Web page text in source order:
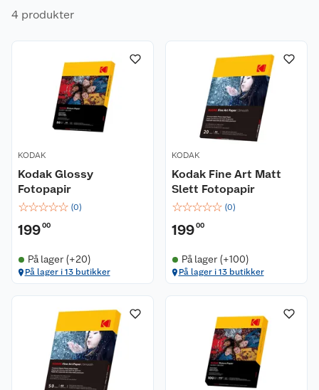
4 produkter
KODAK
Kodak Glossy
Fotopapir
☆☆☆☆☆ (0)
19900
På lager (+20)
På lager i 13 butikker
KODAK
Kodak Fine Art Matt
Slett Fotopapir
☆☆☆☆☆ (0)
19900
På lager (+100)
På lager i 13 butikker
Om oss
Nyheter
Våre butikker
Våre merkevarer
Kundeservice
Kontakt oss
Angre- og returrett
Reklamasjon og garanti
Ofte stilte spørsmål